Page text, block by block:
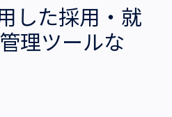
した採用・就
理ツールな